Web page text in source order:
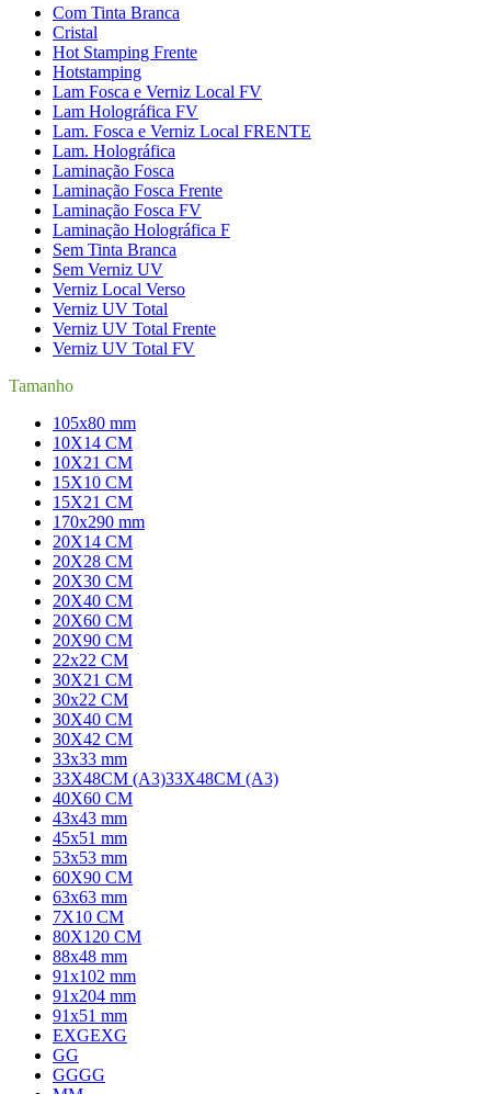
Com Tinta Branca
Cristal
Hot Stamping Frente
Hotstamping
Lam Fosca e Verniz Local FV
Lam Holográfica FV
Lam. Fosca e Verniz Local FRENTE
Lam. Holográfica
Laminação Fosca
Laminação Fosca Frente
Laminação Fosca FV
Laminação Holográfica F
Sem Tinta Branca
Sem Verniz UV
Verniz Local Verso
Verniz UV Total
Verniz UV Total Frente
Verniz UV Total FV
Tamanho
105x80 mm
10X14 CM
10X21 CM
15X10 CM
15X21 CM
170x290 mm
20X14 CM
20X28 CM
20X30 CM
20X40 CM
20X60 CM
20X90 CM
22x22 CM
30X21 CM
30x22 CM
30X40 CM
30X42 CM
33x33 mm
33X48CM (A3)33X48CM (A3)
40X60 CM
43x43 mm
45x51 mm
53x53 mm
60X90 CM
63x63 mm
7X10 CM
80X120 CM
88x48 mm
91x102 mm
91x204 mm
91x51 mm
EXGEXG
GG
GGGG